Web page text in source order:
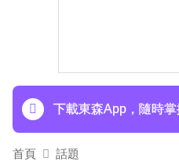
下載東森App，隨時掌
首頁 話題